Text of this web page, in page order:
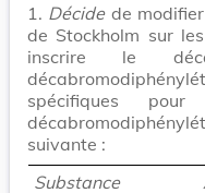
1. Décidede modifier
de Stockholm sur
inscrire le
spécifiques
suivante :
Substance